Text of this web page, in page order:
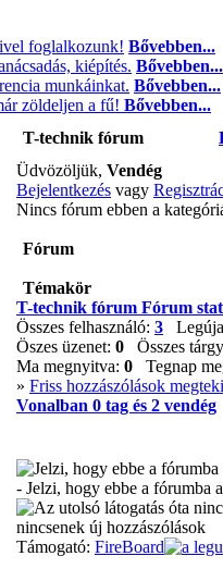
foglalkozunk! Bővebben...
kiépítés. Bővebben...
munkáinkat. Bővebben...
zöldeljen a fű! Bővebben...
T-technik fórum
Üdvözöljük, Vendég
Bejelentkezés vagy
Nincs fórum ebben a
Fórum
Témakör
T-technik fórum Fórum
Összes felhasználó: 3
Öszes üzenet: 0 Összes
Ma megnyitva: 0 Tegnap
» Friss hozzászólások
Vonalban 0 tag és 2 vendég
- Jelzi, hogy ebbe a fórumba
nincsenek új hozzászólások
Támogató: FireBoard